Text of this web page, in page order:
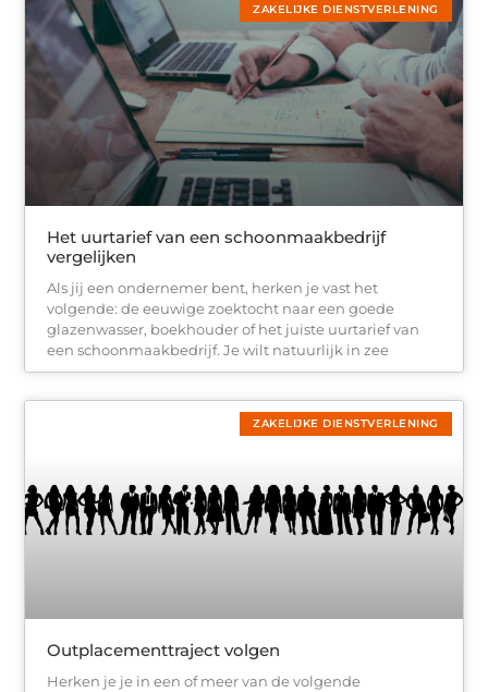
ZAKELIJKE DIENSTVERLENING
Het uurtarief van een schoonmaakbedrijf
vergelijken
Als jij een ondernemer bent, herken je vast het
volgende: de eeuwige zoektocht naar een goede
glazenwasser, boekhouder of het juiste uurtarief van
een schoonmaakbedrijf. Je wilt natuurlijk in zee
ZAKELIJKE DIENSTVERLENING
Outplacementtraject volgen
Herken je je in een of meer van de volgende